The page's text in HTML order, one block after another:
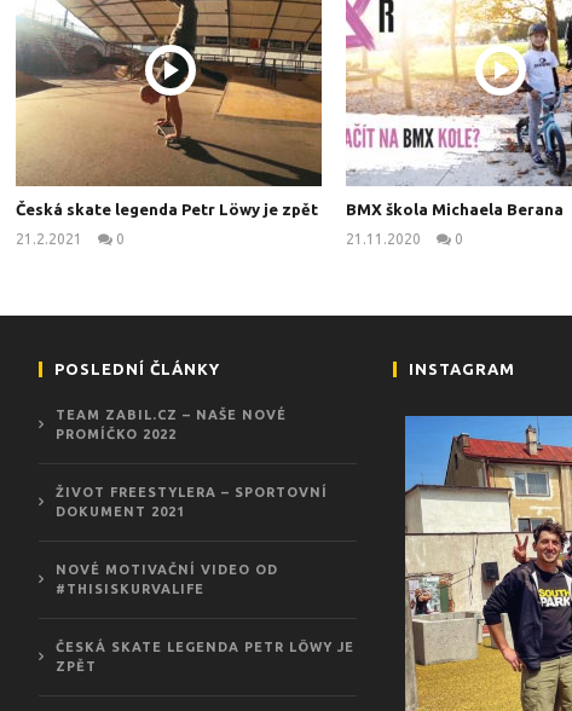
Česká skate legenda Petr Löwy je zpět
21.2.2021
0
BMX škola Michaela Berana
21.11.2020
0
POSLEDNÍ ČLÁNKY
TEAM ZABIL.CZ – NAŠE NOVÉ
PROMÍČKO 2022
ŽIVOT FREESTYLERA – SPORTOVNÍ
DOKUMENT 2021
NOVÉ MOTIVAČNÍ VIDEO OD
#THISISKURVALIFE
ČESKÁ SKATE LEGENDA PETR LÖWY JE
ZPĚT
INSTAGRAM